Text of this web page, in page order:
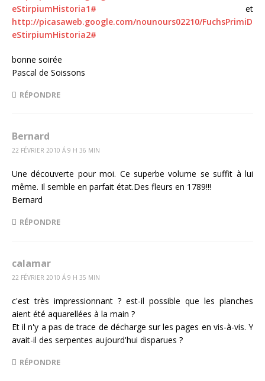
eStirpiumHistoria1# et
http://picasaweb.google.com/nounours02210/FuchsPrimiD
eStirpiumHistoria2#
bonne soirée
Pascal de Soissons
RÉPONDRE
Bernard
22 FÉVRIER 2010 Á 9 H 36 MIN
Une découverte pour moi. Ce superbe volume se suffit à lui
même. Il semble en parfait état.Des fleurs en 1789!!!
Bernard
RÉPONDRE
calamar
22 FÉVRIER 2010 Á 9 H 35 MIN
c'est très impressionnant ? est-il possible que les planches
aient été aquarellées à la main ?
Et il n'y a pas de trace de décharge sur les pages en vis-à-vis. Y
avait-il des serpentes aujourd'hui disparues ?
RÉPONDRE